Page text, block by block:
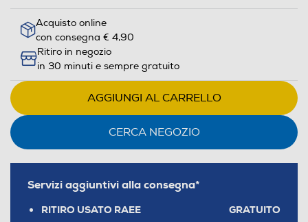
Acquisto online
con consegna € 4,90
Ritiro in negozio
in 30 minuti e sempre gratuito
AGGIUNGI AL CARRELLO
CERCA NEGOZIO
Servizi aggiuntivi alla consegna*
RITIRO USATO RAEE GRATUITO